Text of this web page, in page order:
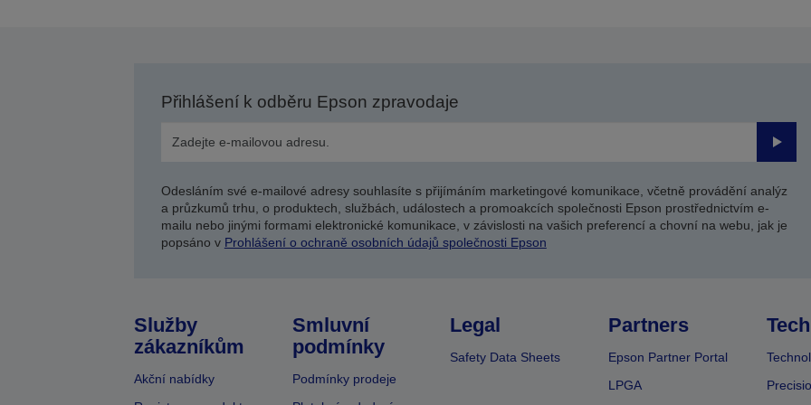
Přihlášení k odběru Epson zpravodaje
Odesláním své e-mailové adresy souhlasíte s přijímáním marketingové komunikace, včetně provádění analýz
a průzkumů trhu, o produktech, službách, událostech a promoakcích společnosti Epson prostřednictvím e-
mailu nebo jinými formami elektronické komunikace, v závislosti na vašich preferencí a chovní na webu, jak je
popsáno v Prohlášení o ochraně osobních údajů společnosti Epson
Služby
zákazníkům
Akční nabídky
Smluvní
podmínky
Podmínky prodeje
Legal
Safety Data Sheets
Partners
Epson Partner Portal
LPGA